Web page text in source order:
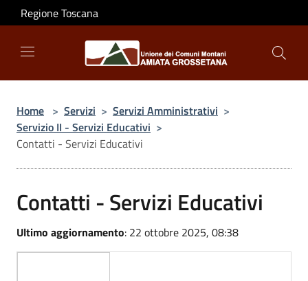
Salta al contenuto principale
Regione Toscana
Home > Servizi > Servizi Amministrativi >
Servizio II - Servizi Educativi >
Contatti - Servizi Educativi
Contatti - Servizi Educativi
Ultimo aggiornamento: 22 ottobre 2025, 08:38